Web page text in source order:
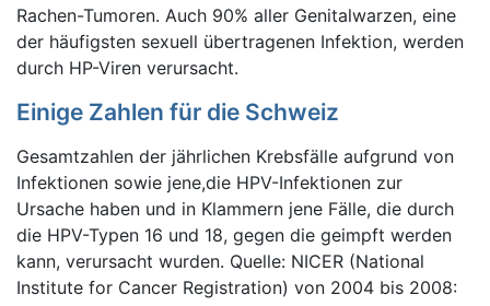
Rachen-Tumoren. Auch 90% aller Genitalwarzen, eine
der häufigsten sexuell übertragenen Infektion, werden
durch HP-Viren verursacht.
Einige Zahlen für die Schweiz
Gesamtzahlen der jährlichen Krebsfälle aufgrund von
Infektionen sowie jene,die HPV-Infektionen zur
Ursache haben und in Klammern jene Fälle, die durch
die HPV-Typen 16 und 18, gegen die geimpft werden
kann, verursacht wurden. Quelle: NICER (National
Institute for Cancer Registration) von 2004 bis 2008: